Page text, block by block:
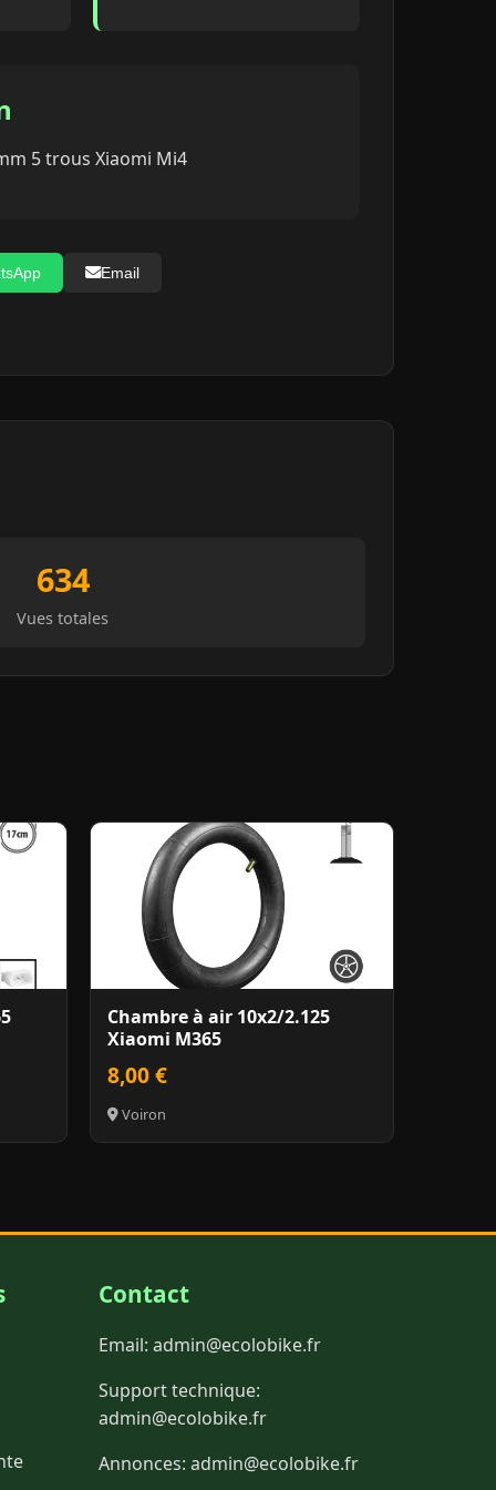
5 trous Xiaomi Mi4
Email
634
Vues totales
Chambre à air 10x2/2.125
Xiaomi M365
8,00 €
Voiron
Contact
Email: admin@ecolobike.fr
Support technique:
admin@ecolobike.fr
Annonces: admin@ecolobike.fr